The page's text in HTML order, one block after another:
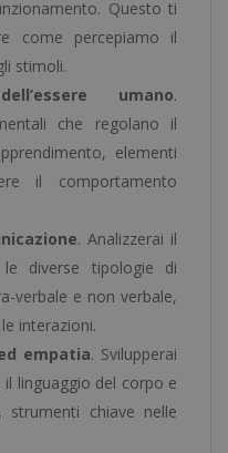
Questo ti
come percepiamo il
stimoli.
umano.
che regolano il
elementi
il comportamento
. Analizzerai il
diverse tipologie di
verbale e non verbale,
interazioni.
empatia. Svilupperai
linguaggio del corpo e
chiave nelle